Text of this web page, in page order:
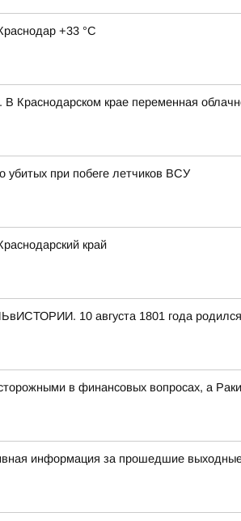
+33 °С
В Краснодарском крае переменная
убитых при побеге летчиков ВСУ
край
10 августа 1801 года
в финансовых вопросах, а Раки
информация за прошедшие